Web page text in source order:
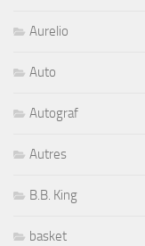
Aurelio
Auto
Autograf
Autres
B.B. King
basket